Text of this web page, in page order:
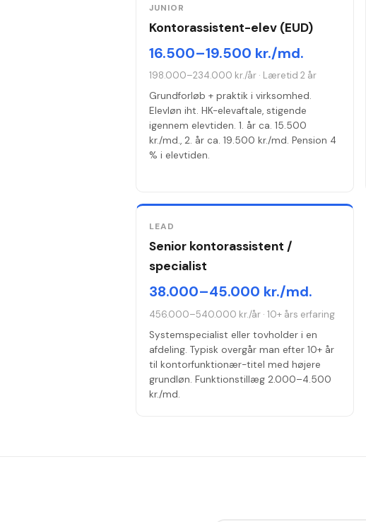
JUNIOR
Kontorassistent-elev (EUD)
16.500–19.500 kr./md.
198.000–234.000 kr./år · Læretid 2 år
Grundforløb + praktik i virksomhed.
Elevløn iht. HK-elevaftale, stigende
igennem elevtiden. 1. år ca. 15.500
kr./md., 2. år ca. 19.500 kr./md. Pension 4
% i elevtiden.
LEAD
Senior kontorassistent /
specialist
38.000–45.000 kr./md.
456.000–540.000 kr./år ·10+ års erfaring
Systemspecialist eller tovholder i en
afdeling. Typisk overgår man efter 10+ år
til kontorfunktionær-titel med højere
grundløn. Funktionstillæg 2.000–4.500
kr./md.